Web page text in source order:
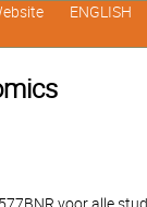
ENGLISH